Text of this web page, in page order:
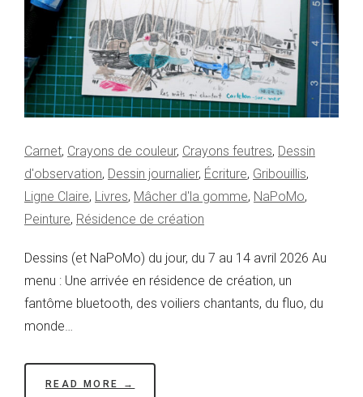
Carnet, Crayons de couleur, Crayons feutres, Dessin
d'observation, Dessin journalier, Écriture, Gribouillis,
Ligne Claire, Livres, Mâcher d'la gomme, NaPoMo,
Peinture, Résidence de création
Dessins (et NaPoMo) du jour, du 7 au 14 avril 2026 Au
menu : Une arrivée en résidence de création, un
fantôme bluetooth, des voiliers chantants, du fluo, du
monde…
READ MORE →